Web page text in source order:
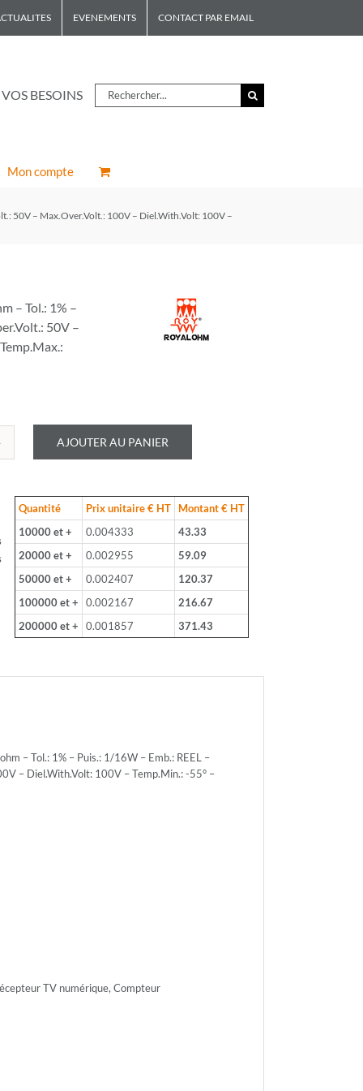
EVENEMENTS CONTACT PAR EMAIL
BESOINS Rechercher
Mon compte
50V – Max.Over.Volt.: 100V – Diel.With.Volt: 100V –
– Tol.: 1% –
50V –
AJOUTER AU PANIER
Quantité Prix unitaire € HT
Montant € HT
10000 et +
0.004333
43.33
20000 et +
0.002955
59.09
50000 et +
0.002407
120.37
100000 et +
0.002167
216.67
200000 et +
0.001857 371.43
– Tol.: 1% – Puis.: 1/16W – Emb.: REEL –
– Diel.With.Volt: 100V – Temp.Min.: -55° –
TV numérique, Compteur